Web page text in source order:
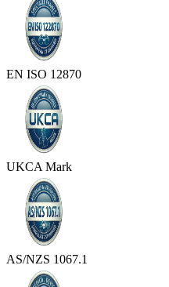
EN ISO 12870
UKCA Mark
AS/NZS 1067.1